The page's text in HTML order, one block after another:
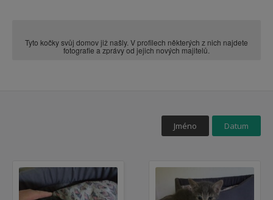
Tyto kočky svůj domov již našly. V profilech některých z nich najdete
fotografie a zprávy od jejich nových majitelů.
Jméno Datum